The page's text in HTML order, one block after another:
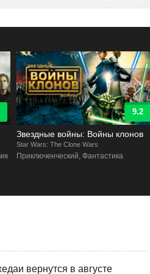
9.2
Звездные войны: Войны клонов
Star Wars: The Clone Wars
Приключенческий, Фантастика
вернутся в августе